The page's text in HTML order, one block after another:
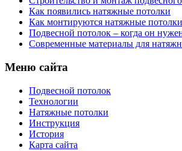
Как появились натяжные потолки
Как монтируются натяжные потолки
Подвесной потолок – когда он
Современные материалы для
Меню сайта
Подвесной потолок
Технологии
Натяжные потолки
Инструкция
История
Карта сайта